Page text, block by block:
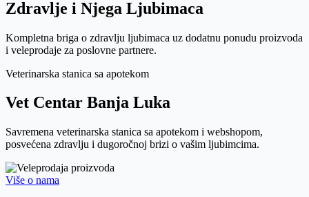
Zdravlje i Njega Ljubimaca
Kompletna briga o zdravlju ljubimaca uz dodatnu ponudu proizvoda
i veleprodaje za poslovne partnere.
Veterinarska stanica sa apotekom
Vet Centar Banja Luka
Savremena veterinarska stanica sa apotekom i webshopom,
posvećena zdravlju i dugoročnoj brizi o vašim ljubimcima.
Više o nama